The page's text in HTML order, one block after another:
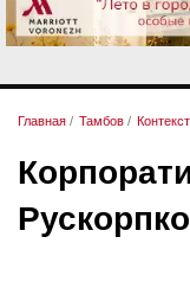
Главная / Тамбов / Контекст